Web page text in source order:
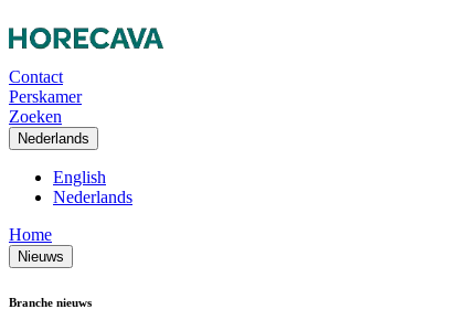
Contact
Perskamer
Zoeken
Nederlands
English
Nederlands
Home
Nieuws
Branche nieuws